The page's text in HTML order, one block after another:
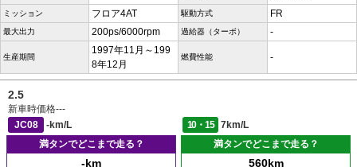
ミッション フロア4AT 駆動方式 FR
最大出力 200ps/6000rpm 過給器（ターボ） -
生産期間
1997年11月～199
8年12月
燃費性能 -
2.5
新車時価格---
JC08
-km/L 10・15
7km/L
満タンでどこまで走る？
-km
満タンでどこまで走る？
560km